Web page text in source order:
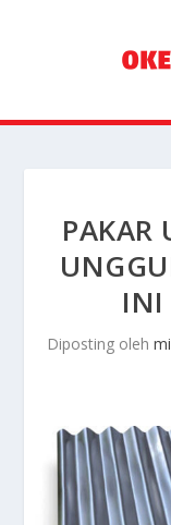
PAKAR
INI
Diposting oleh